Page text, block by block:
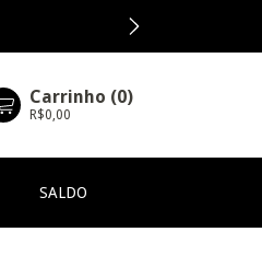
Carrinho (0)
R$0,00
SALDO